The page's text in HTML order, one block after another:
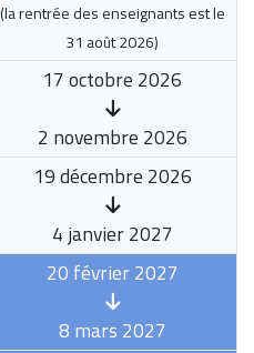
(la rentrée des enseignants est le
31 août 2026)
17 octobre 2026
2 novembre 2026
19 décembre 2026
4 janvier 2027
20 février 2027
8 mars 2027